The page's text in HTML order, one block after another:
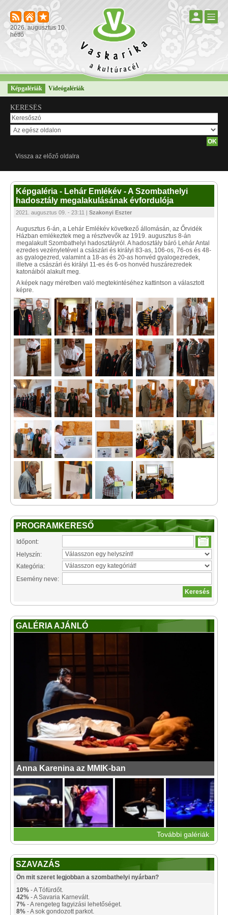
2026. augusztus 10.
hétfő
Képgalériák Videógalériák
KERESÉS
Vissza az előző oldalra
Képgaléria - Lehár Emlékév - A Szombathelyi
hadosztály megalakulásának évfordulója
2021. augusztus 09. - 23:11 | Szakonyi Eszter
Augusztus 6-án, a Lehár Emlékév következő állomásán, az Őrvidék
Házban emlékeztek meg a résztvevők az 1919. augusztus 8-án
megalakult Szombathelyi hadosztályról. A hadosztály báró Lehár Antal
ezredes vezényletével a császári és királyi 83-as, 106-os, 76-os és 48-
as gyalogezred, valamint a 18-as és 20-as honvéd gyalogezredek,
illetve a császári és királyi 11-es és 6-os honvéd huszárezredek
katonáiból alakult meg.
A képek nagy méretben való megtekintéséhez kattintson a választott
képre.
PROGRAMKERESŐ
Időpont:
Helyszín:
Kategória:
Esemény neve:
GALÉRIA AJÁNLÓ
Anna Karenina az MMIK-ban
További galériák
SZAVAZÁS
Ön mit szeret legjobban a szombathelyi nyárban?
10% - A Tófürdőt.
42% - A Savaria Karnevált.
7% - A rengeteg fagyizási lehetőséget.
8% - A sok gondozott parkot.